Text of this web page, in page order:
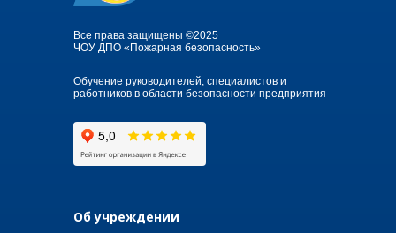
Об учреждении
Все права защищены ©2025
ЧОУ ДПО «Пожарная безопасность»
Обучение руководителей, специалистов и
работников в области безопасности предприятия